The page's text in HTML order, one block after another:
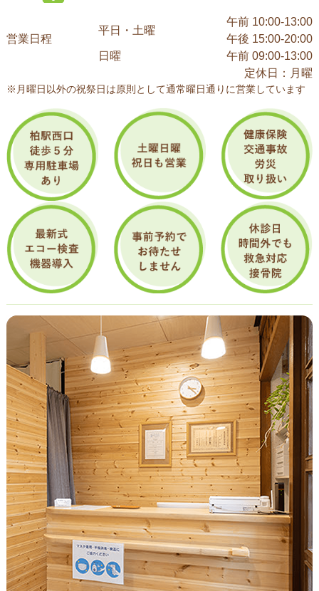
営業日程
平日・土曜
午前 10:00-13:00
午後 15:00-20:00
日曜
午前 09:00-13:00
定休日：月曜
※月曜日以外の祝祭日は原則として通常曜日通りに営業しています